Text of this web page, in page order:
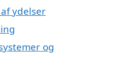
ydelser
og